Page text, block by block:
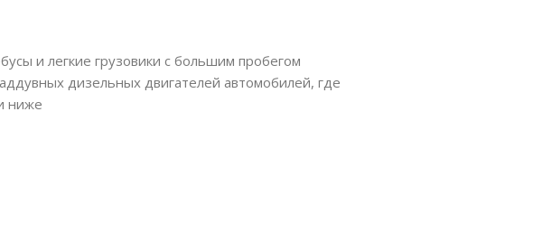
и легкие грузовики с большим пробегом
дизельных двигателей автомобилей, где
ниже